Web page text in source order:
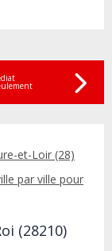
et-Loir (28)
par ville pour
(28210)